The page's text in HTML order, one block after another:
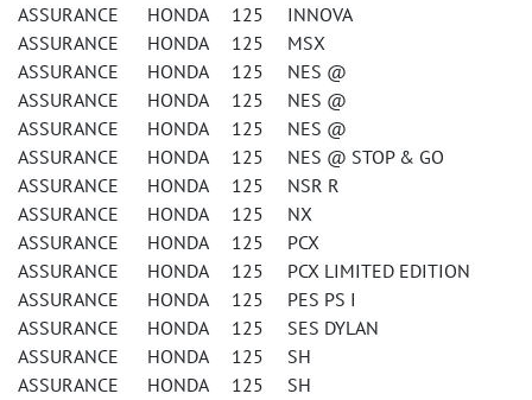
ASSURANCE HONDA 125 INNOVA
ASSURANCE HONDA 125 MSX
ASSURANCE HONDA 125 NES @
ASSURANCE HONDA 125 NES @
ASSURANCE HONDA 125 NES @
ASSURANCE HONDA 125 NES @ STOP & GO
ASSURANCE HONDA 125 NSR R
ASSURANCE HONDA 125 NX
ASSURANCE HONDA 125 PCX
ASSURANCE HONDA 125 PCX LIMITED EDITION
ASSURANCE HONDA 125 PES PS I
ASSURANCE HONDA 125 SES DYLAN
ASSURANCE HONDA 125 SH
ASSURANCE HONDA 125 SH